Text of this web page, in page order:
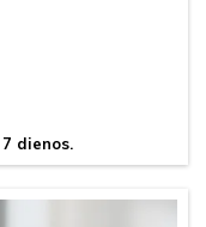
dienos.